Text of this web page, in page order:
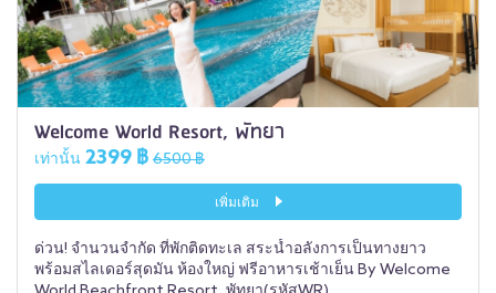
Welcome World Resort, พัทยา
เท่านั้น 2399 ฿ 6500 ฿
เพิ่มเติม
ด่วน! จำนวนจำกัด ที่พักติดทะเล สระน้ำอลังการเป็นทางยาว
พร้อมสไลเดอร์สุดมัน ห้องใหญ่ ฟรีอาหารเช้าเย็น By Welcome